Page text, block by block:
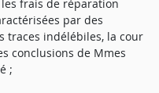
frais de réparation
par des
traces indélébiles, la cour
conclusions de Mmes
;